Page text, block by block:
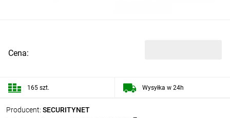
Producent: SECURITYNET
Cena:
165 szt. Wysyłka w 24h